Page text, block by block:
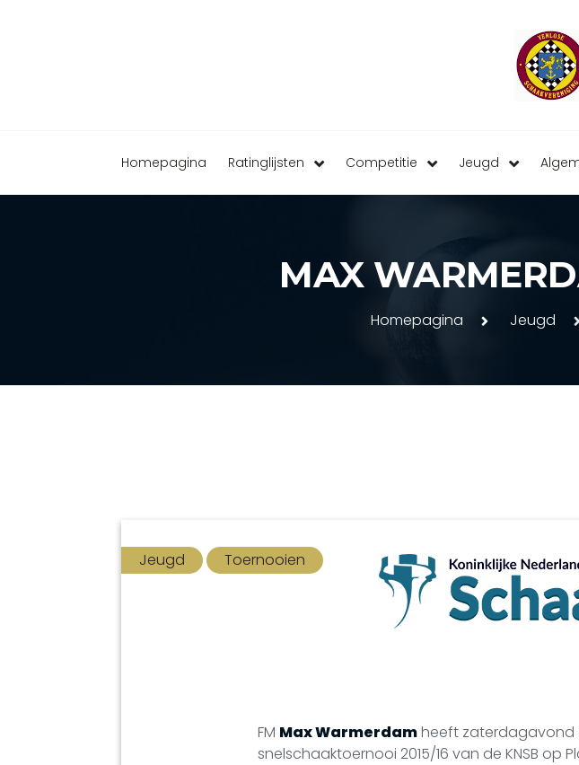
Homepagina Ratinglijsten Competitie Jeugd
MAX
Homepagina Jeugd
Jeugd Toernooien
FM Max Warmerdamheeft zaterdagavond
snelschaaktoernooi 2015/16 van de KNSB op